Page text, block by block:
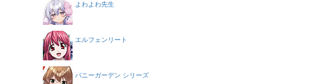
よわよわ先生
エルフェンリート
バニーガーデン シリーズ